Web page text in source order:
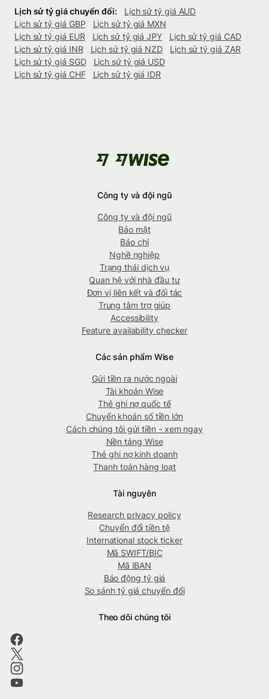
Lịch sử tỷ giá chuyển đổi:
Lịch sử tỷ giá AUD
Lịch sử tỷ giá GBP
Lịch sử tỷ giá MXN
Lịch sử tỷ giá EUR
Lịch sử tỷ giá JPY
Lịch sử tỷ giá CAD
Lịch sử tỷ giá INR
Lịch sử tỷ giá NZD
Lịch sử tỷ giá ZAR
Lịch sử tỷ giá SGD
Lịch sử tỷ giá USD
Lịch sử tỷ giá CHF
Lịch sử tỷ giá IDR
Công ty và đội ngũ
Công ty và đội ngũ
Bảo mật
Báo chí
Nghề nghiệp
Trạng thái dịch vụ
Quan hệ với nhà đầu tư
Đơn vị liên kết và đối tác
Trung tâm trợ giúp
Accessibility
Feature availability checker
Các sản phẩm Wise
Gửi tiền ra nước ngoài
Tài khoản Wise
Thẻ ghi nợ quốc tế
Chuyển khoản số tiền lớn
Cách chúng tôi gửi tiền - xem ngay
Nền tảng Wise
Thẻ ghi nợ kinh doanh
Thanh toán hàng loạt
Tài nguyên
Research privacy policy
Chuyển đổi tiền tệ
International stock ticker
Mã SWIFT/BIC
Mã IBAN
Báo động tỷ giá
So sánh tỷ giá chuyển đổi
Theo dõi chúng tôi